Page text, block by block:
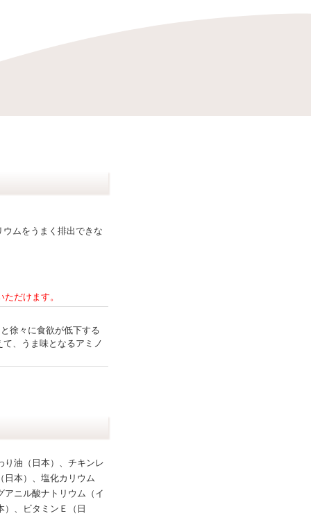
ムをうまく排出できな
だけます。
徐々に食欲が低下する
、うま味となるアミノ
り油（日本）、チキンレ
日本）、塩化カリウム
ニル酸ナトリウム（イ
、ビタミンＥ（日